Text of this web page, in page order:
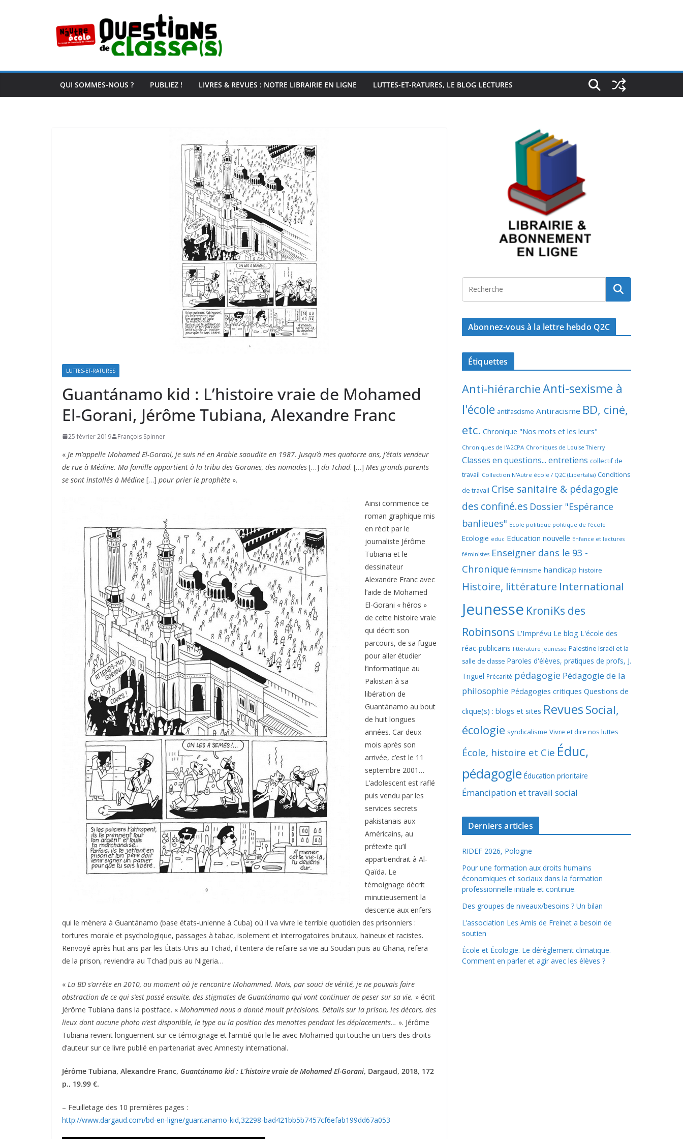
QUI SOMMES-NOUS ? PUBLIEZ ! LIVRES & REVUES : NOTRE LIBRAIRIE EN LIGNE LUTTES-ET-RATURES, LE BLOG LECTURES
LUTTES-ET-RATURES
Guantánamo kid : L’histoire vraie de Mohamed
El-Gorani, Jérôme Tubiana, Alexandre Franc
25 février 2019 François Spinner
« Je m’appelle Mohamed El-Gorani, je suis né en Arabie saoudite en 1987. Jusqu’à mes quatorze ans, j’étais vendeur
de rue à Médine. Ma famille appartient à la tribu des Goranes, des nomades […] du Tchad. […] Mes grands-parents
se sont installés à Médine […] pour prier le prophète ».
Ainsi commence ce
roman graphique mis
en récit par le
journaliste Jérôme
Tubiana et le
dessinateur
Alexandre Franc avec
l’aide de Mohamed
El-Gorani « héros »
de cette histoire vraie
qui décrit son
parcours, de sa fugue
pour aller étudier
l’informatique au
Pakistan à sa
libération de
Guantánamo au bout
de huit longues
années. Car deux
mois après son
arrivée, c’est le 11
septembre 2001…
L’adolescent est raflé
puis vendu par les
services secrets
pakistanais aux
Américains, au
prétexte qu’il
appartiendrait à Al-
Qaïda. Le
témoignage décrit
minutieusement la
descente aux enfers
qui le mènera à Guantánamo (base états-unienne à Cuba) où il va vivre le terrible quotidien des prisonniers :
tortures morale et psychologique, passages à tabac, isolement et interrogatoires brutaux, haineux et racistes.
Renvoyé après huit ans par les États-Unis au Tchad, il tentera de refaire sa vie au Soudan puis au Ghana, refera
de la prison, reviendra au Tchad puis au Nigeria…
« La BD s’arrête en 2010, au moment où je rencontre Mohammed. Mais, par souci de vérité, je ne pouvais faire
abstraction de ce qui s’est passé ensuite, des stigmates de Guantánamo qui vont continuer de peser sur sa vie. » écrit
Jérôme Tubiana dans la postface. « Mohammed nous a donné moult précisions. Détails sur la prison, les décors, des
lieux dont aucune photo n’est disponible, le type ou la position des menottes pendant les déplacements… ». Jérôme
Tubiana revient longuement sur ce témoignage et l’amitié qui le lie avec Mohamed qui touche un tiers des droits
d’auteur sur ce livre publié en partenariat avec Amnesty international.
Jérôme Tubiana, Alexandre Franc, Guantánamo kid : L’histoire vraie de Mohamed El-Gorani, Dargaud, 2018, 172
p., 19.99 €.
– Feuilletage des 10 premières pages :
http://www.dargaud.com/bd-en-ligne/guantanamo-kid,32298-bad421bb5b7457cf6efab199dd67a053
Abonnez-vous à la lettre hebdo Q2C
Étiquettes
Anti-hiérarchieAnti-sexisme à
l'école antifascisme Antiracisme BD, ciné,
etc. Chronique "Nos mots et les leurs"
Chroniques de l'A2CPA Chroniques de Louise Thierry
Classes en questions... entretiens collectif de
travail Collection N'Autre école / Q2C (Libertalia) Conditions
de travail Crise sanitaire & pédagogie
des confiné.es Dossier "Espérance
banlieues" Ecole politique politique de l'école
Ecologie educ Education nouvelle Enfance et lectures
féministes Enseigner dans le 93 -
Chronique féminisme handicap histoire
Histoire, littérature International
Jeunesse KroniKs des
Robinsons L'Imprévu Le blog L'école des
réac-publicains littérature jeunesse Palestine Israël et la
salle de classe Paroles d'élèves, pratiques de profs, J.
Triguel Précarité pédagogie Pédagogie de la
philosophie Pédagogies critiques Questions de
clique(s) : blogs et sites RevuesSocial,
écologie syndicalisme Vivre et dire nos luttes
École, histoire et Cie Éduc,
pédagogie Éducation prioritaire
Émancipation et travail social
Derniers articles
RIDEF 2026, Pologne
Pour une formation aux droits humains
économiques et sociaux dans la formation
professionnelle initiale et continue.
Des groupes de niveaux/besoins ? Un bilan
L’association Les Amis de Freinet a besoin de
soutien
École et Écologie. Le dérèglement climatique.
Comment en parler et agir avec les élèves ?